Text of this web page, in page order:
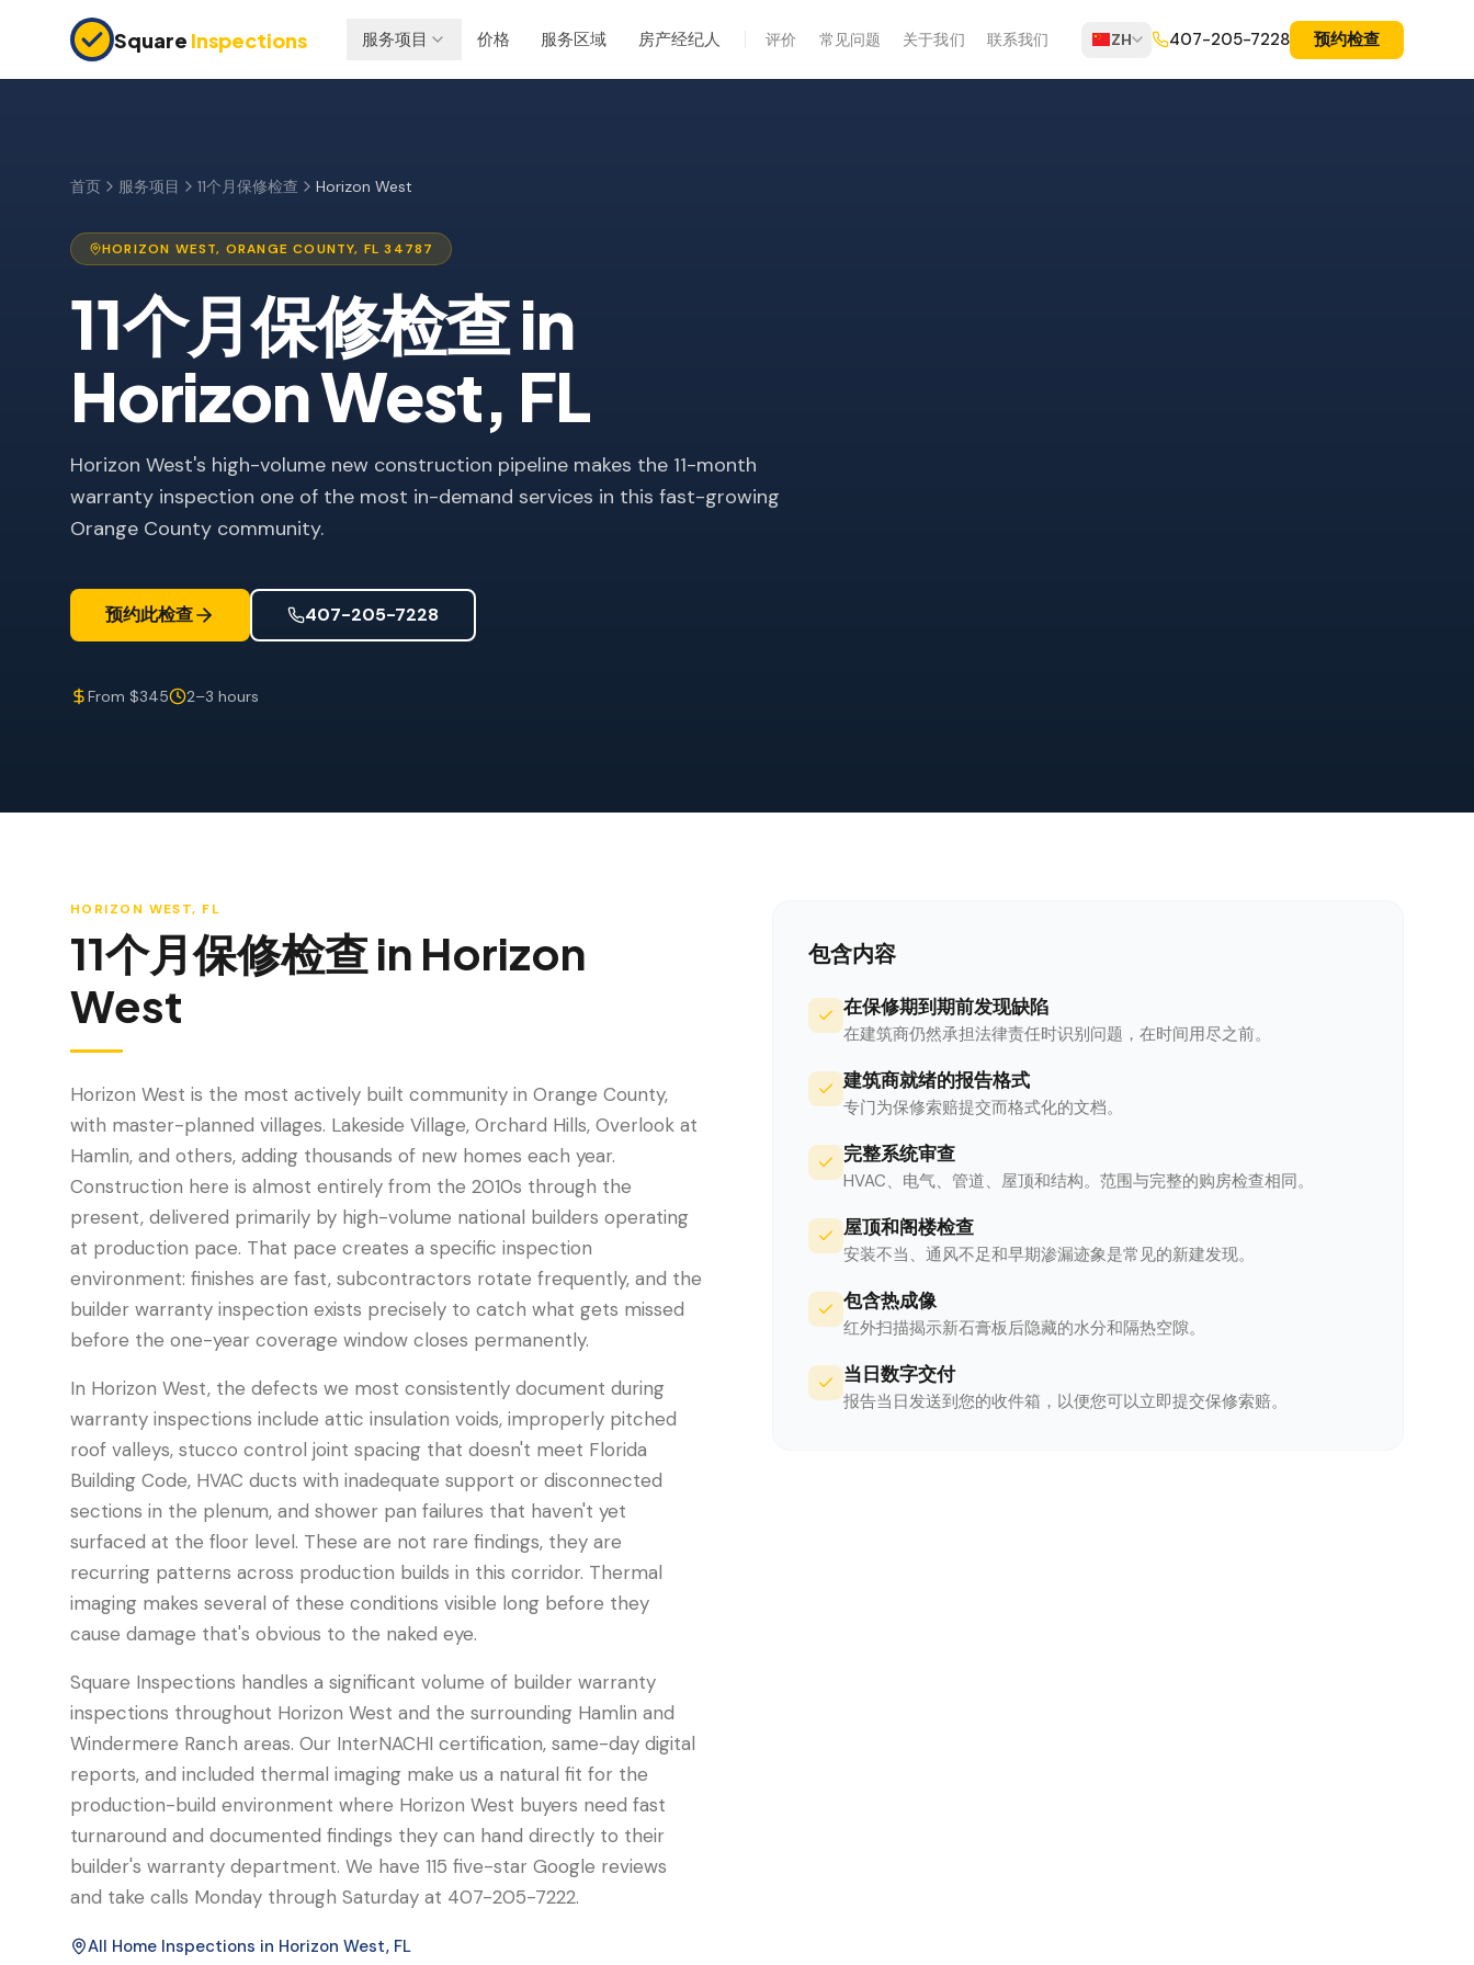
Square Inspections 服务项目
公寓检查
上市前检查
价格 服务区域 房产经纪人 评价 常见问题 关于我们 联系我们 ZH 407-205-7228 预约检查
首页 服务项目 11个月保修检查 Horizon West
HORIZON WEST, ORANGE COUNTY, FL 34787
11个月保修检查in
Horizon West, FL
Horizon West's high-volume new construction pipeline makes the 11-month
warranty inspection one of the most in-demand services in this fast-growing
Orange County community.
预约此检查 407-205-7228
From $345 2–3 hours
HORIZON WEST, FL
11个月保修检查in Horizon
West
Horizon West is the most actively built community in Orange County,
with master-planned villages. Lakeside Village, Orchard Hills, Overlook at
Hamlin, and others, adding thousands of new homes each year.
Construction here is almost entirely from the 2010s through the
present, delivered primarily by high-volume national builders operating
at production pace. That pace creates a specific inspection
environment: finishes are fast, subcontractors rotate frequently, and the
builder warranty inspection exists precisely to catch what gets missed
before the one-year coverage window closes permanently.
In Horizon West, the defects we most consistently document during
warranty inspections include attic insulation voids, improperly pitched
roof valleys, stucco control joint spacing that doesn't meet Florida
Building Code, HVAC ducts with inadequate support or disconnected
sections in the plenum, and shower pan failures that haven't yet
surfaced at the floor level. These are not rare findings, they are
recurring patterns across production builds in this corridor. Thermal
imaging makes several of these conditions visible long before they
cause damage that's obvious to the naked eye.
Square Inspections handles a significant volume of builder warranty
inspections throughout Horizon West and the surrounding Hamlin and
Windermere Ranch areas. Our InterNACHI certification, same-day digital
reports, and included thermal imaging make us a natural fit for the
production-build environment where Horizon West buyers need fast
turnaround and documented findings they can hand directly to their
builder's warranty department. We have 115 five-star Google reviews
and take calls Monday through Saturday at 407-205-7222.
All Home Inspections in Horizon West, FL
包含内容
在保修期到期前发现缺陷
在建筑商仍然承担法律责任时识别问题，在时间用尽之前。
建筑商就绪的报告格式
专门为保修索赔提交而格式化的文档。
完整系统审查
HVAC、电气、管道、屋顶和结构。范围与完整的购房检查相同。
屋顶和阁楼检查
安装不当、通风不足和早期渗漏迹象是常见的新建发现。
包含热成像
红外扫描揭示新石膏板后隐藏的水分和隔热空隙。
当日数字交付
报告当日发送到您的收件箱，以便您可以立即提交保修索赔。